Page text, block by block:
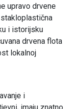
upravo drvene
i istorijsku
drvena flota
lokalnoj
i